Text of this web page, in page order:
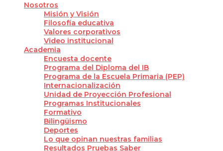
Nosotros
Misión y Visión
Filosofía educativa
Valores corporativos
Video institucional
Academia
Encuesta docente
Programa del Diploma del IB
Programa de la Escuela Primaria (PEP)
Internacionalización
Unidad de Proyección Profesional
Programas Institucionales
Formativo
Bilingüismo
Deportes
Lo que opinan nuestras familias
Resultados Pruebas Saber